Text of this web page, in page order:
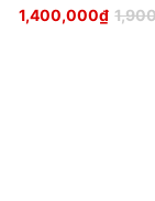
hạng5
1,400,000₫